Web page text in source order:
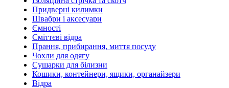
Придверні килимки
Швабри і аксесуари
Ємності
Сміттєві відра
Прання, прибирання, миття посуду
Чохли для одягу
Сушарки для білизни
Кошики, контейнери, ящики, органайзери
Відра